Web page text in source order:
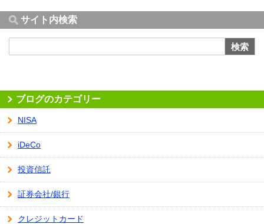
サイト内検索
検索
ブログのカテゴリー
NISA
iDeCo
投資信託
証券会社/銀行
クレジットカード